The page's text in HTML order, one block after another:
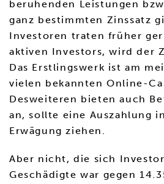
beruhenden Leistungen
ganz bestimmten Zinssatz
Investoren traten früher
aktiven Investors, wird der
Das Erstlingswerk ist am
vielen bekannten Online-
Desweiteren bieten auch
an, sollte eine Auszahlung
Erwägung ziehen.
Aber nicht, die sich
Geschädigte war gegen